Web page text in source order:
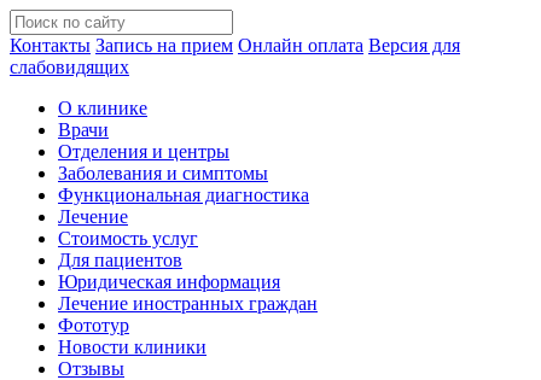
Контакты Запись на прием Онлайн оплата Версия для
слабовидящих
О клинике
Врачи
Отделения и центры
Заболевания и симптомы
Функциональная диагностика
Лечение
Стоимость услуг
Для пациентов
Юридическая информация
Лечение иностранных граждан
Фототур
Новости клиники
Отзывы